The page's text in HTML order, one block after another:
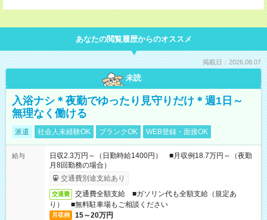
あなたの閲覧履歴からのオススメ
掲載日：2026.08.07
未読
入浴ナシ＊夜勤でゆったり見守りだけ＊週1日～
無理なく働ける
派遣 社会人未経験OK ブランクOK WEB登録・面接OK
給与
日収2.3万円～（日勤時給1400円） ■月収例18.7万円～（夜勤
月8回勤務の場合）
交通費別途支給あり
交通費
交通費全額支給 ■ガソリン代も全額支給（規定あ
り） ■無料駐車場もご相談ください
月収例 15～20万円